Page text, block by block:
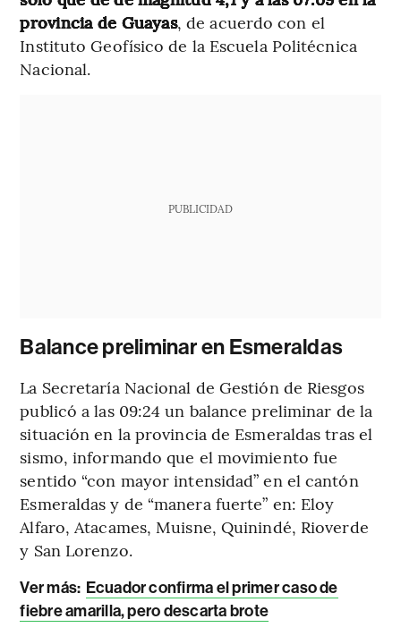
provincia de Guayas, de acuerdo con el
Instituto Geofísico de la Escuela Politécnica
Nacional.
PUBLICIDAD
Balance preliminar en Esmeraldas
La Secretaría Nacional de Gestión de Riesgos
publicó a las 09:24 un balance preliminar de la
situación en la provincia de Esmeraldas tras el
sismo, informando que el movimiento fue
sentido “con mayor intensidad” en el cantón
Esmeraldas y de “manera fuerte” en: Eloy
Alfaro, Atacames, Muisne, Quinindé, Rioverde
y San Lorenzo.
Ver más: Ecuador confirma el primer caso de
fiebre amarilla, pero descarta brote